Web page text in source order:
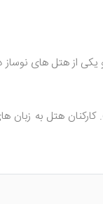
اتاق می باشد. این هتل ازمیر در 25 فوریه 2020
هتل به